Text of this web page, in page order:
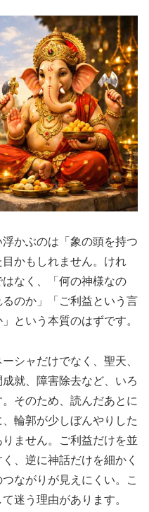
かぶのは「象の頭を持つ
かもしれません。けれ
なく、「何の神様なの
のか」「ご利益という言
という本質のはずです。
シャだけでなく、聖天、
就、障害除去など、いろ
そのため、読んだあとに
輪郭が少しぼんやりした
ません。ご利益だけを並
、逆に神話だけを細かく
ながりが見えにくい。こ
迷う理由があります。